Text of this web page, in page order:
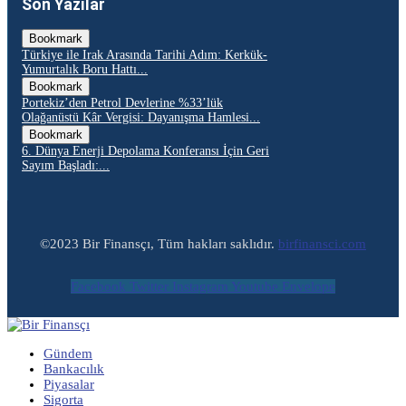
Son Yazılar
Bookmark
Türkiye ile Irak Arasında Tarihi Adım: Kerkük-
Yumurtalık Boru Hattı...
Bookmark
Portekiz’den Petrol Devlerine %33’lük
Olağanüstü Kâr Vergisi: Dayanışma Hamlesi...
Bookmark
6. Dünya Enerji Depolama Konferansı İçin Geri
Sayım Başladı:...
©2023 Bir Finansçı, Tüm hakları saklıdır. birfinansci.com
Facebook Twitter Instagram Youtube Envelope
Gündem
Bankacılık
Piyasalar
Sigorta